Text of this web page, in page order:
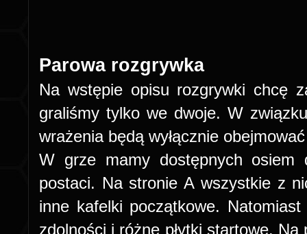
Parowa rozgrywka
Na wstępie opisu rozgrywki chcę
graliśmy tylko we dwoje. W
wrażenia będą wyłącznie
W grze mamy dostępnych osiem
postaci. Na stronie A wszystkie z
inne kafelki początkowe.
zdolności i różne płytki startowe.